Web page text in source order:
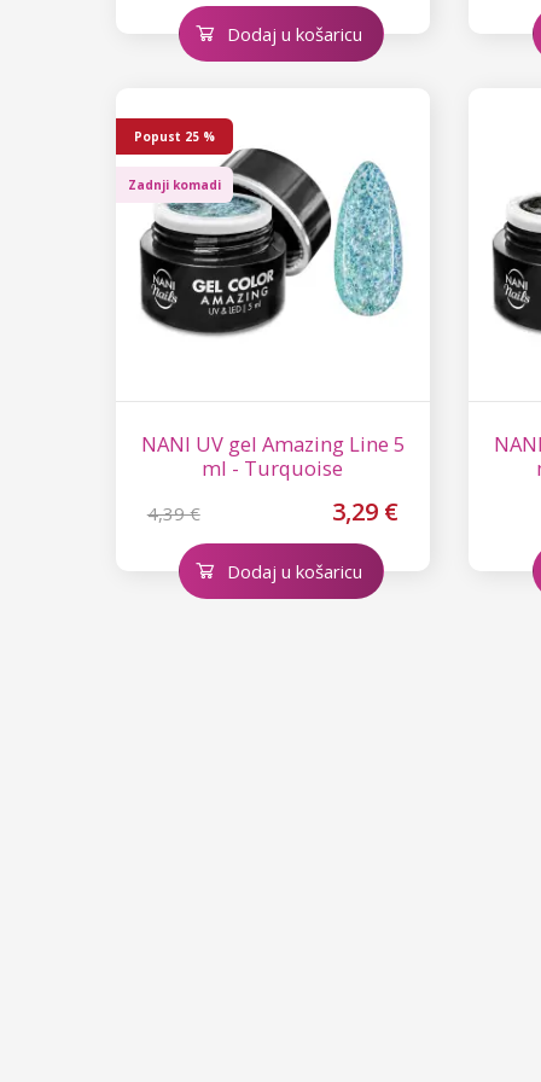
Dodaj u košaricu
NANI UV gel Amazing Line 5
ml - Turquoise
4,39 € 3,29 €
Popust 25 %
Zadnji komadi
Dodaj u košaricu